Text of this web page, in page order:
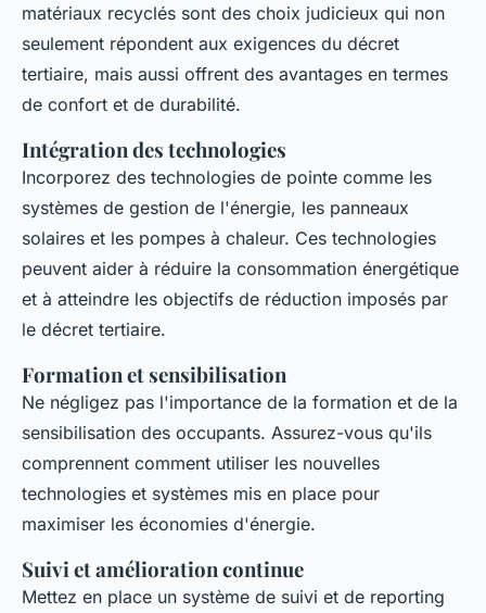
matériaux recyclés sont des choix judicieux qui non
seulement répondent aux exigences du décret
tertiaire, mais aussi offrent des avantages en termes
de confort et de durabilité.
Intégration des technologies
Incorporez des technologies de pointe comme les
systèmes de gestion de l'énergie, les panneaux
solaires et les pompes à chaleur. Ces technologies
peuvent aider à réduire la consommation énergétique
et à atteindre les objectifs de réduction imposés par
le décret tertiaire.
Formation et sensibilisation
Ne négligez pas l'importance de la formation et de la
sensibilisation des occupants. Assurez-vous qu'ils
comprennent comment utiliser les nouvelles
technologies et systèmes mis en place pour
maximiser les économies d'énergie.
Suivi et amélioration continue
Mettez en place un système de suivi et de reporting